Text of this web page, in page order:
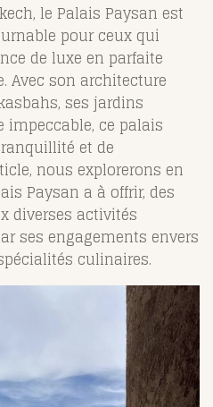
le Palais Paysan est
pour ceux qui
de luxe en parfaite
Avec son architecture
ses jardins
ce palais
et de
nous explorerons en
Paysan a à offrir, des
diverses activités
ses engagements envers
culinaires.